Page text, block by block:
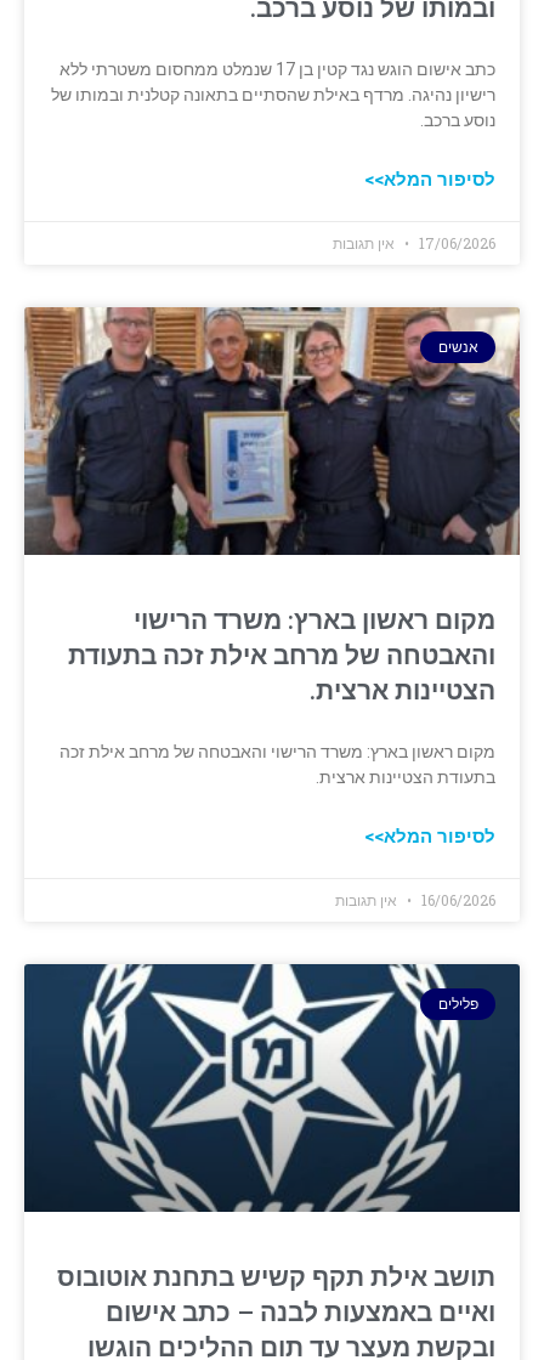
ובמותו של נוסע ברכב.
כתב אישום הוגש נגד קטין בן 17 שנמלט ממחסום משטרתי ללא
רישיון נהיגה. מרדף באילת שהסתיים בתאונה קטלנית ובמותו של
נוסע ברכב.
לסיפור המלא>>
17/06/2026 אין תגובות
אנשים
מקום ראשון בארץ: משרד הרישוי
והאבטחה של מרחב אילת זכה בתעודת
הצטיינות ארצית.
מקום ראשון בארץ: משרד הרישוי והאבטחה של מרחב אילת זכה
בתעודת הצטיינות ארצית.
לסיפור המלא>>
16/06/2026 אין תגובות
פלילים
תושב אילת תקף קשיש בתחנת אוטובוס
ואיים באמצעות לבנה – כתב אישום
ובקשת מעצר עד תום ההליכים הוגשו